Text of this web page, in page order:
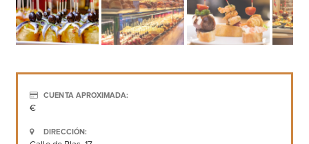
CUENTA APROXIMADA:
€
DIRECCIÓN: